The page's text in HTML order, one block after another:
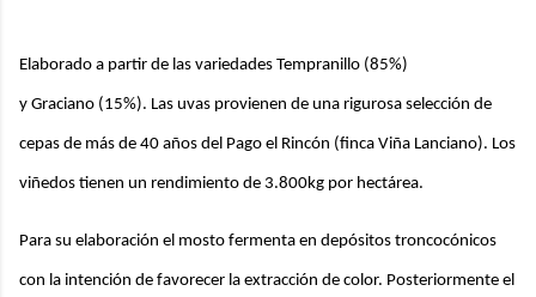
Elaborado a partir de las variedades Tempranillo (85%)
y Graciano (15%). Las uvas provienen de una rigurosa selección de
cepas de más de 40 años del Pago el Rincón (finca Viña Lanciano). Los
viñedos tienen un rendimiento de 3.800kg por hectárea.
Para su elaboración el mosto fermenta en depósitos troncocónicos
con la intención de favorecer la extracción de color. Posteriormente el